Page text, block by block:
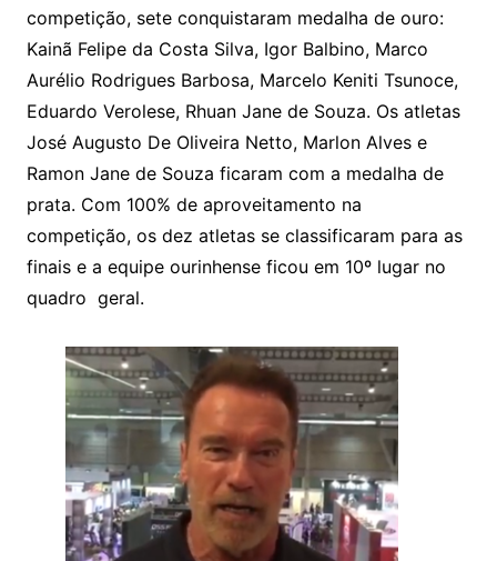
competição, sete conquistaram medalha de ouro:
Kainã Felipe da Costa Silva, Igor Balbino, Marco
Aurélio Rodrigues Barbosa, Marcelo Keniti Tsunoce,
Eduardo Verolese, Rhuan Jane de Souza. Os atletas
José Augusto De Oliveira Netto, Marlon Alves e
Ramon Jane de Souza ficaram com a medalha de
prata. Com 100% de aproveitamento na
competição, os dez atletas se classificaram para as
finais e a equipe ourinhense ficou em 10º lugar no
quadro geral.